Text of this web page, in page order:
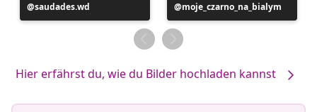
Beitrag
veröffentlicht
saudades.wd
Beitrag
veröffentlicht
von
moje_czarno_na_bialym
Hier erfährst du, wie du Bilder hochladen kannst